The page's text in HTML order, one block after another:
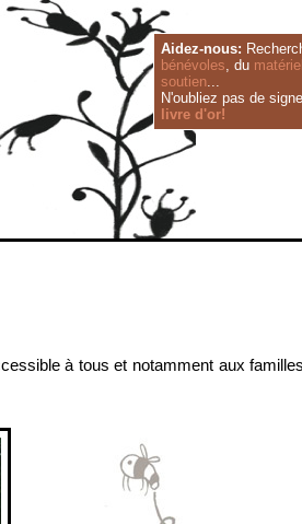
Aidez-nous:
bénévoles, du matériel
soutien...
N'oubliez pas de
livre d'or!
à tous et notamment aux